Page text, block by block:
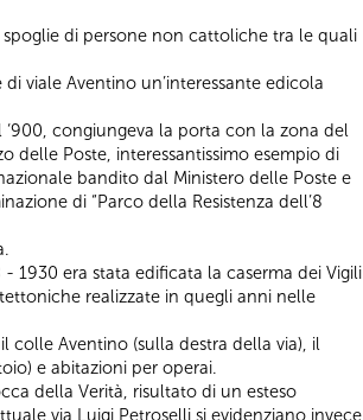
di persone non cattoliche tra le quali
viale Aventino un’interessante edicola
congiungeva la porta con la zona del
delle Poste, interessantissimo esempio di
bandito dal Ministero delle Poste e
di “Parco della Resistenza dell’8
1930 era stata edificata la caserma dei Vigili
realizzate in quegli anni nelle
colle Aventino (sulla destra della via), il
e abitazioni per operai.
della Verità, risultato di un esteso
via Luigi Petroselli si evidenziano invece